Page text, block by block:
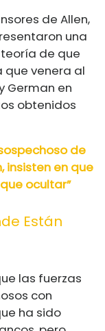
de Allen,
una
de que
que venera al
German en
obtenidos
de
insisten en que
ocultar”
Están
las fuerzas
con
ha sido